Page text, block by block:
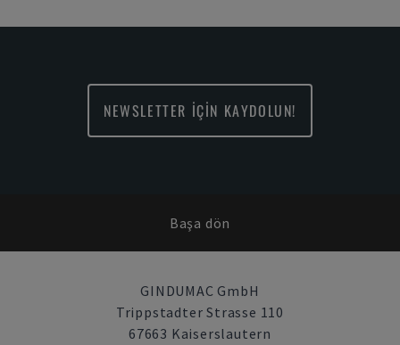
NEWSLETTER İÇİN KAYDOLUN!
Başa dön
GINDUMAC GmbH
Trippstadter Strasse 110
67663 Kaiserslautern